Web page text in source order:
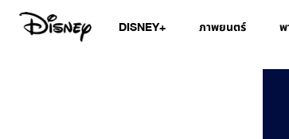
DISNEY+ ภาพยนตร์ พ